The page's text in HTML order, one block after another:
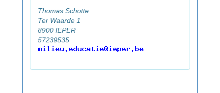
Thomas Schotte
Ter Waarde 1
8900 IEPER
57239535